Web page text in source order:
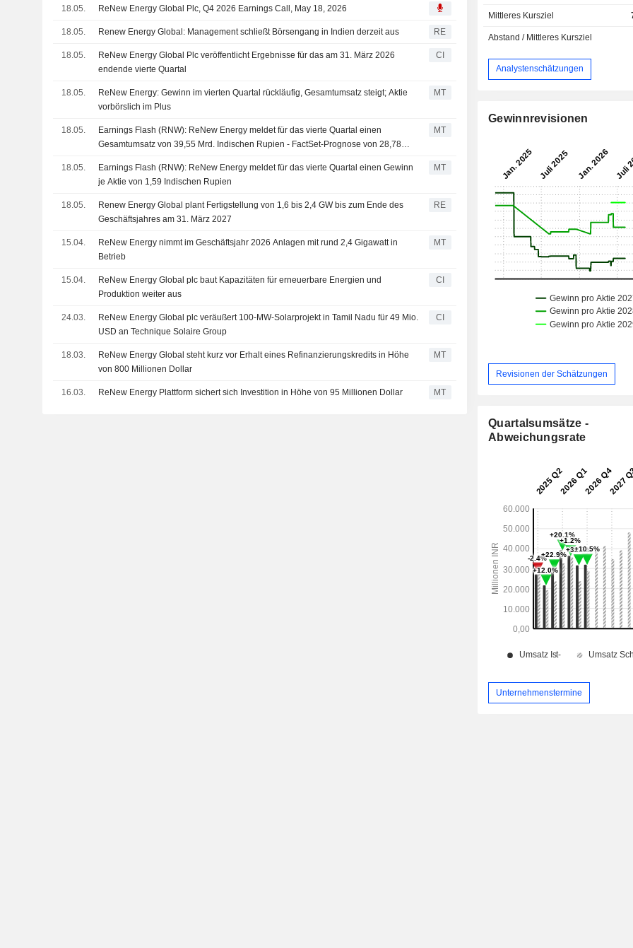
18.05. ReNew Energy Global Plc, Q4 2026 Earnings Call, May 18, 2026
18.05. Renew Energy Global: Management schließt Börsengang in Indien derzeit aus RE
18.05.
ReNew Energy Global Plc veröffentlicht Ergebnisse für das am 31. März 2026
endende vierte Quartal
CI
18.05.
ReNew Energy: Gewinn im vierten Quartal rückläufig, Gesamtumsatz steigt; Aktie
vorbörslich im Plus
MT
18.05.
Earnings Flash (RNW): ReNew Energy meldet für das vierte Quartal einen
Gesamtumsatz von 39,55 Mrd. Indischen Rupien - FactSet-Prognose von 28,78
MT
18.05.
Earnings Flash (RNW): ReNew Energy meldet für das vierte Quartal einen Gewinn
je Aktie von 1,59 Indischen Rupien
MT
18.05.
Renew Energy Global plant Fertigstellung von 1,6 bis 2,4 GW bis zum Ende des
Geschäftsjahres am 31. März 2027
RE
15.04.
ReNew Energy nimmt im Geschäftsjahr 2026 Anlagen mit rund 2,4 Gigawatt in
Betrieb
MT
15.04.
ReNew Energy Global plc baut Kapazitäten für erneuerbare Energien und
Produktion weiter aus
CI
24.03.
ReNew Energy Global plc veräußert 100-MW-Solarprojekt in Tamil Nadu für 49 Mio.
USD an Technique Solaire Group
CI
18.03.
ReNew Energy Global steht kurz vor Erhalt eines Refinanzierungskredits in Höhe
von 800 Millionen Dollar
MT
16.03. ReNew Energy Plattform sichert sich Investition in Höhe von 95 Millionen Dollar MT
Mittleres Kursziel
Abstand / Mittleres Kursziel
Analystenschätzungen
Gewinnrevisionen
Revisionen der Schätzungen
Quartalsumsätze -
Abweichungsrate
Unternehmenstermine